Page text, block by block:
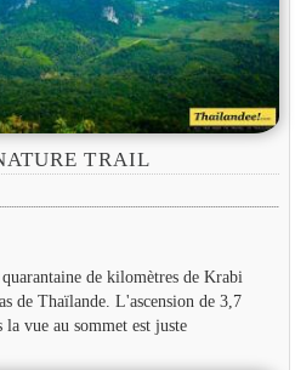
TRAIL
de kilomètres de Krabi
de Thaïlande. L'ascension de 3,7
la vue au sommet est juste